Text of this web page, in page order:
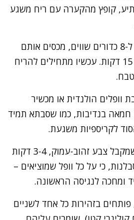
קופץ מהקערה עם ריח משגע
מחלקים את הבצק ל-8 כדורים שווים, מכסים אותם
ונותנים מנוחה של 15 דקות. עכשיו מתחילים להריח
הולנדית או מכשיר
חמאה בנדיבות, כמו שסבתא תמיד
לקריספיות משגעת.
צולים כל כדור עד שמקבל צבע זהוב-עמוק, 3-4 דקות
כי על כל וופל שמוציאים –
ומחכה לנגיסה הראשונה.
פותחים בזהירות כל אחד לשניים